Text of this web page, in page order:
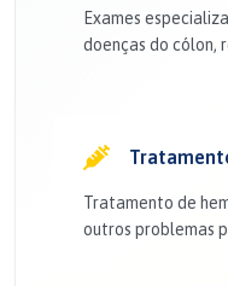
Exames
doenças do cólon,
Tratamento de
outros problemas